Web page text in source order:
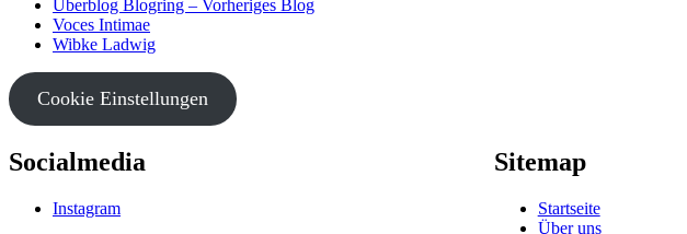
Uberblog Blogring – Vorheriges Blog
Voces Intimae
Wibke Ladwig
Cookie Einstellungen
Socialmedia
Instagram
Sitemap
Startseite
Über uns